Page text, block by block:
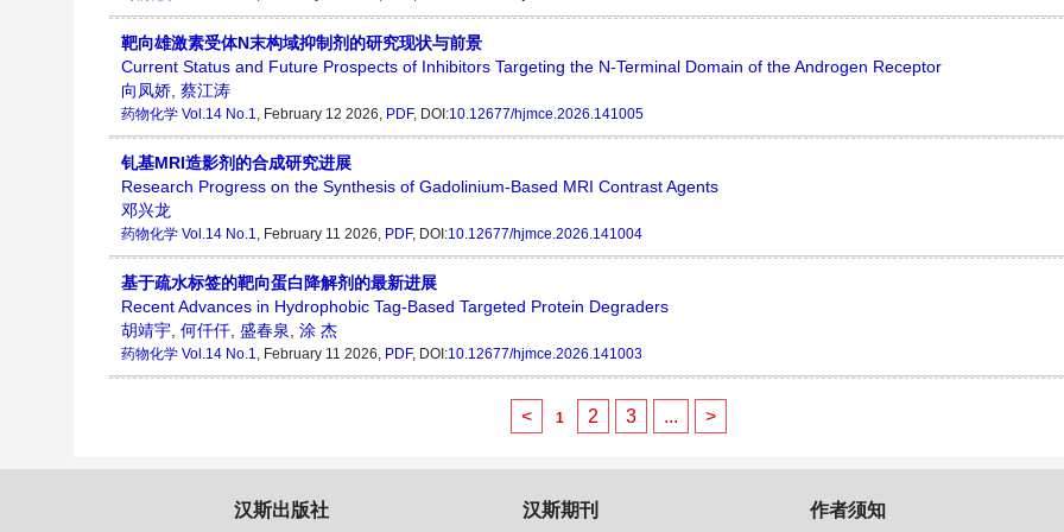
靶向雄激素受体N末构域抑制剂的研究现状与前景
Current Status and Future Prospects of Inhibitors Targeting the N-Terminal Domain of the Androgen Receptor
向凤娇, 蔡江涛
药物化学 Vol.14 No.1, February 12 2026, PDF, DOI:10.12677/hjmce.2026.141005
钆基MRI造影剂的合成研究进展
Research Progress on the Synthesis of Gadolinium-Based MRI Contrast Agents
邓兴龙
药物化学 Vol.14 No.1, February 11 2026, PDF, DOI:10.12677/hjmce.2026.141004
基于疏水标签的靶向蛋白降解剂的最新进展
Recent Advances in Hydrophobic Tag-Based Targeted Protein Degraders
胡靖宇, 何仟仟, 盛春泉, 涂 杰
药物化学 Vol.14 No.1, February 11 2026, PDF, DOI:10.12677/hjmce.2026.141003
< 1 2 3 ... >
汉斯出版社 汉斯期刊 作者须知